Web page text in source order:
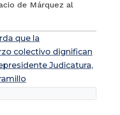
de Márquez al
que la
colectivo dignifican
Judicatura,